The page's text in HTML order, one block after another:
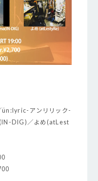
ün:lyric-アンリリック-
DIG)／よめ(atLest